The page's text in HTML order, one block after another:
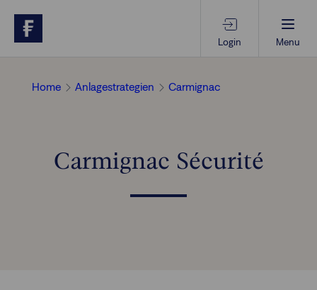
Login Menu
Beratungs-Tools
Home Anlagestrategien Carmignac
Carmignac Sécurité